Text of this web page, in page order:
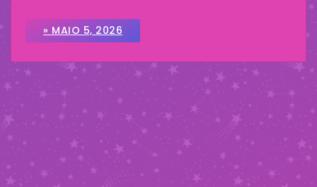
» MAIO 5, 2026